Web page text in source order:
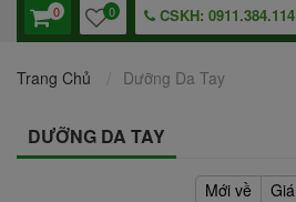
0 0 CSKH: 0911.384.114
Trang Chủ Dưỡng Da Tay
DƯỠNG DA TAY
Mới về Giá